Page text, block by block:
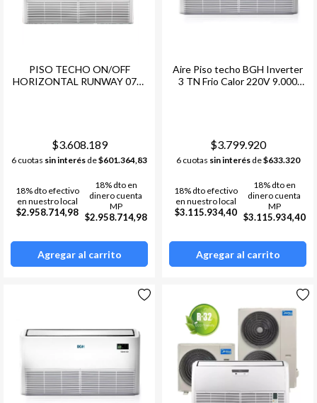
PISO TECHO ON/OFF
HORIZONTAL RUNWAY 072-
$3.608.189
6 cuotas sin interés de$601.364,83
18% dto efectivo
en nuestro local
$2.958.714,98
18% dto en
dinero cuenta
MP
$2.958.714,98
Agregar al carrito
Aire Piso techo BGH Inverter
3 TN Frio Calor 220V 9.000
$3.799.920
6 cuotas sin interésde$633.320
18% dto efectivo
en nuestro local
$3.115.934,40
18% dto en
dinero cuenta
MP
$3.115.934,40
Agregar al carrito